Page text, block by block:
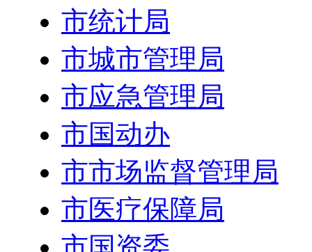
市统计局
市城市管理局
市应急管理局
市国动办
市市场监督管理局
市医疗保障局